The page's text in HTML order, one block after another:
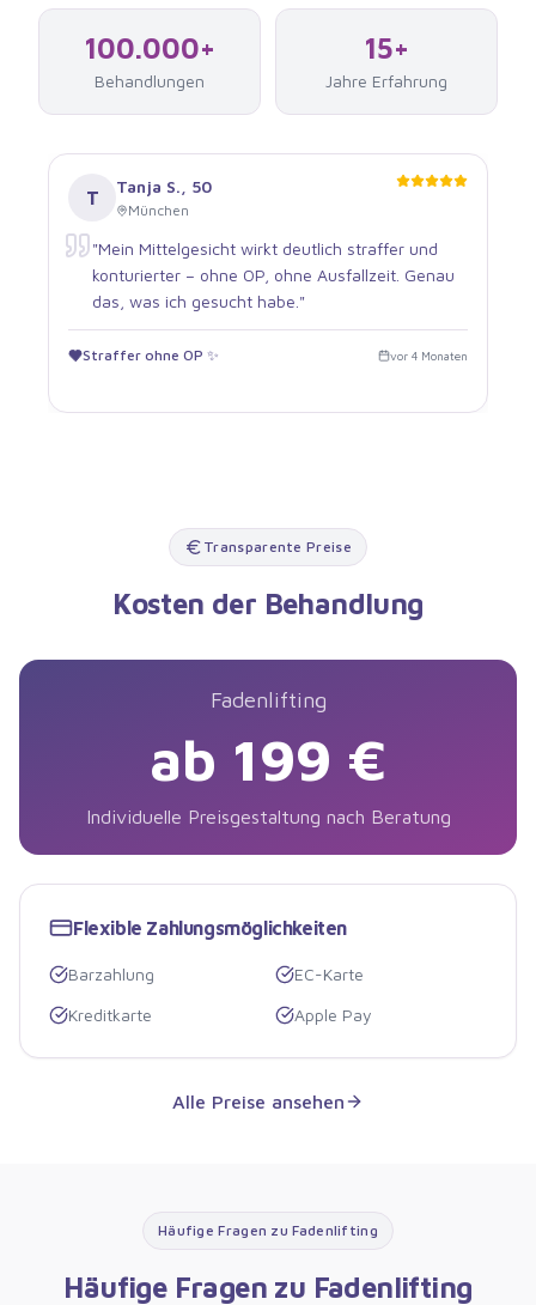
100.000+
Behandlungen
15+
Jahre Erfahrung
T Tanja S. 50
München
"Mein Mittelgesicht wirkt deutlich straffer und
konturierter – ohne OP, ohne Ausfallzeit. Genau
das, was ich gesucht habe. "
Straffer ohne OP ✨ vor 4 Monaten
Transparente Preise
Kosten der Behandlung
Fadenlifting
ab 199 €
Individuelle Preisgestaltung nach Beratung
Flexible Zahlungsmöglichkeiten
Barzahlung
EC-Karte
Kreditkarte
Apple Pay
Alle Preise ansehen
Häufige Fragen zuFadenlifting
Häufige Fragen zu Fadenlifting